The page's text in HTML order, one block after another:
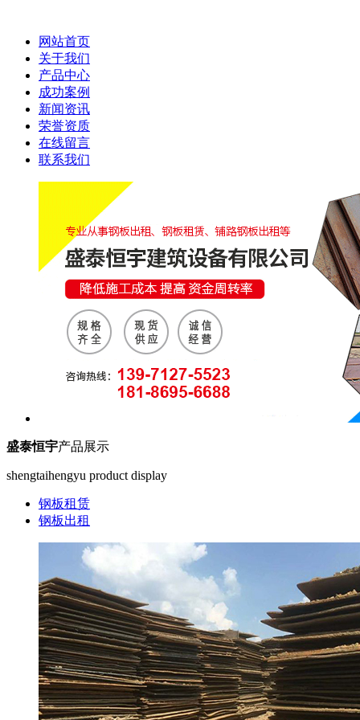
网站首页
关于我们
产品中心
成功案例
新闻资讯
荣誉资质
在线留言
联系我们
盛泰恒宇产品展示
shengtaihengyu product display
钢板租赁
钢板出租